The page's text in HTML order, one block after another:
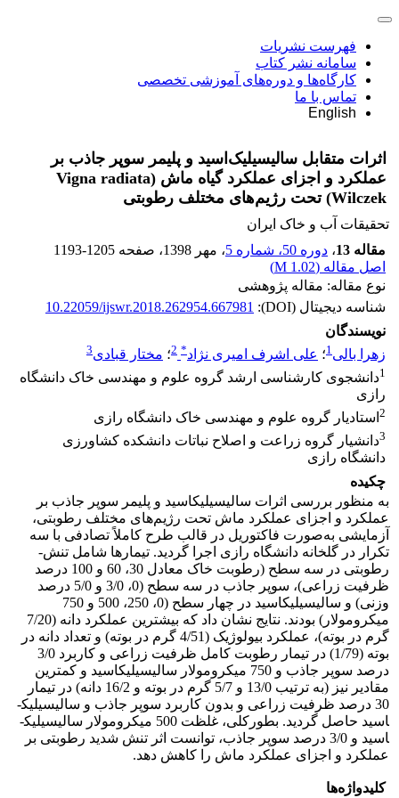
فهرست نشریات
سامانه نشر کتاب
کارگاه‌ها و دوره‌های آموزشی تخصصی
تماس با ما
English
اثرات متقابل سالیسیلیک‌اسید و پلیمر سوپر جاذب بر
عملکرد و اجزای عملکرد گیاه ماش (Vigna radiata
Wilczek) تحت رژیم‌های مختلف رطوبتی
تحقیقات آب و خاک ایران
مقاله 13
، دوره 50، شماره 5 ، مهر 1398 ، صفحه 1193-1205
اصل مقاله (1.02 M
)
نوع مقاله: مقاله پژوهشی
شناسه دیجیتال (DOI):
10.22059/ijswr.2018.262954.667981
نویسندگان
زهرا بالی1؛ علی اشرف امیری نژاد*
2؛ مختار قبادی3
1دانشجوی کارشناسی ارشد گروه علوم و مهندسی خاک دانشگاه
رازی
2 استادیار گروه علوم و مهندسی خاک دانشگاه رازی
3دانشیار گروه زراعت و اصلاح نباتات دانشکده کشاورزی
دانشگاه رازی
چکیده
به ‌‌منظور بررسی اثرات سالیسیلیک­اسید و پلیمر سوپر جاذب بر
عملکرد و اجزای عملکرد ماش تحت رژیم‌های مختلف رطوبتی،
آزمایشی به‌صورت فاکتوریل در قالب طرح کاملاً تصادفی با سه
تکرار در گلخانه دانشگاه رازی اجرا گردید. تیمارها شامل تنش­
رطوبتی در سه سطح (رطوبت خاک معادل 30، 60 و 100 درصد
ظرفیت زراعی)، سوپر جاذب در سه سطح (0، 3/0 و 5/0 درصد
وزنی) و سالیسیلیک­اسید در چهار سطح (0، 250، 500 و 750
میکرومولار) بودند. نتایج نشان ­داد که بیش­ترین عملکرد دانه (7/20
گرم در بوته)، عملکرد بیولوژیک (4/51 گرم در بوته) و تعداد دانه در
بوته (1/79) در تیمار­ رطوبت کامل ظرفیت زراعی و کاربرد 3/0
درصد سوپر جاذب و 750 میکرومولار سالیسیلیک­اسید و کم­ترین
مقادیر نیز (به ترتیب 13/0 و 5/7 گرم در بوته و 16/2 دانه) در تیمار
30 درصد ظرفیت زراعی و بدون کاربرد سوپر جاذب و سالیسیلیک­
اسید حاصل گردید. بطورکلی، غلظت 500 میکرومولار سالیسیلیک­
اسید و 3/0 درصد سوپر جاذب، توانست اثر تنش شدید رطوبتی بر
عملکرد و اجزای عملکرد ماش را کاهش دهد.
کلیدواژه‌ها